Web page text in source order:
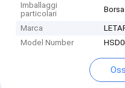
Imballaggi
particolari
Marca
Model Number